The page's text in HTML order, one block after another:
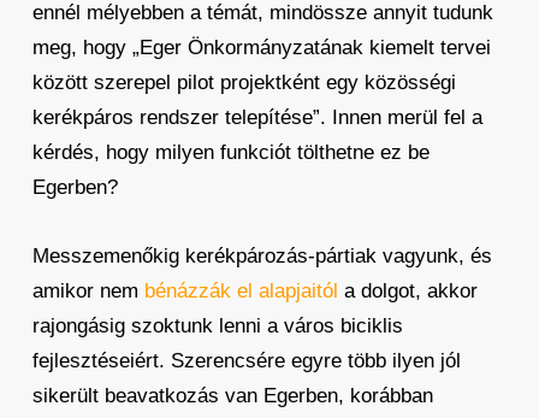
ennél mélyebben a témát, mindössze annyit tudunk
meg, hogy „Eger Önkormányzatának kiemelt tervei
között szerepel pilot projektként egy közösségi
kerékpáros rendszer telepítése”. Innen merül fel a
kérdés, hogy milyen funkciót tölthetne ez be
Egerben?
Messzemenőkig kerékpározás-pártiak vagyunk, és
amikor nem bénázzák el alapjaitól a dolgot, akkor
rajongásig szoktunk lenni a város biciklis
fejlesztéseiért. Szerencsére egyre több ilyen jól
sikerült beavatkozás van Egerben, korábban